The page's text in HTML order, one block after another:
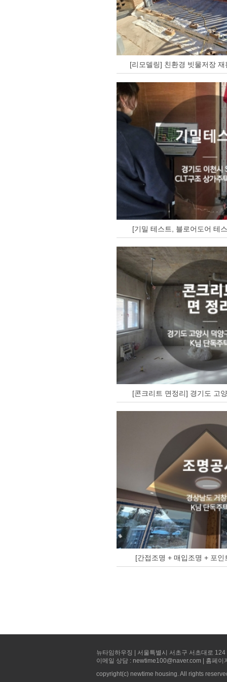
[리모델링] 친환경 빗물저장
[기밀 테스트, 블로어도어 테
[콘크리트 면정리] 경기도 고
[간접조명 + 매입조명 + 포
뉴타임하우징 | 서울특별시 서초구 서초대로
이메일 상담 : newtime100@naver.com | 홈페
copyright(c) newtime housing. All rights